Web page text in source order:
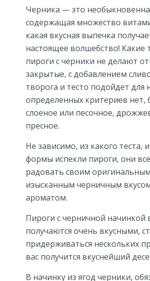
Черника — это
содержащая множество
какая вкусная выпечка
настоящее волшебство! Какие
пироги с черники не делают
закрытые, с добавлением
творога и тесто подойдет для
определенных критериев нет,
слоеное или песочное,
пресное.
Не зависимо, из какого теста,
формы испекли пироги, они
радовать своим
изысканным черничным
ароматом.
Пироги с черничной начинкой
получаются очень вкусными,
придерживаться нескольких
вас получится вкуснейший
В начинку из ягод черники,